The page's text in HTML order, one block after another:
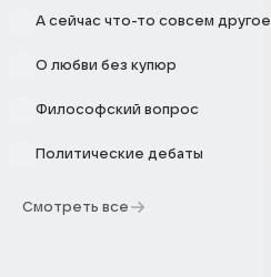
А сейчас что-то совсем другое
О любви без купюр
Философский вопрос
Политические дебаты
Смотреть все